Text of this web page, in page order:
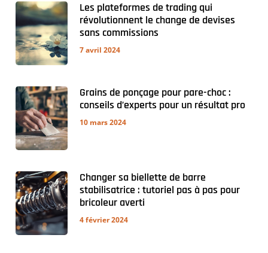
Les plateformes de trading qui
révolutionnent le change de devises
sans commissions
7 avril 2024
Grains de ponçage pour pare-choc :
conseils d’experts pour un résultat pro
10 mars 2024
Changer sa biellette de barre
stabilisatrice : tutoriel pas à pas pour
bricoleur averti
4 février 2024